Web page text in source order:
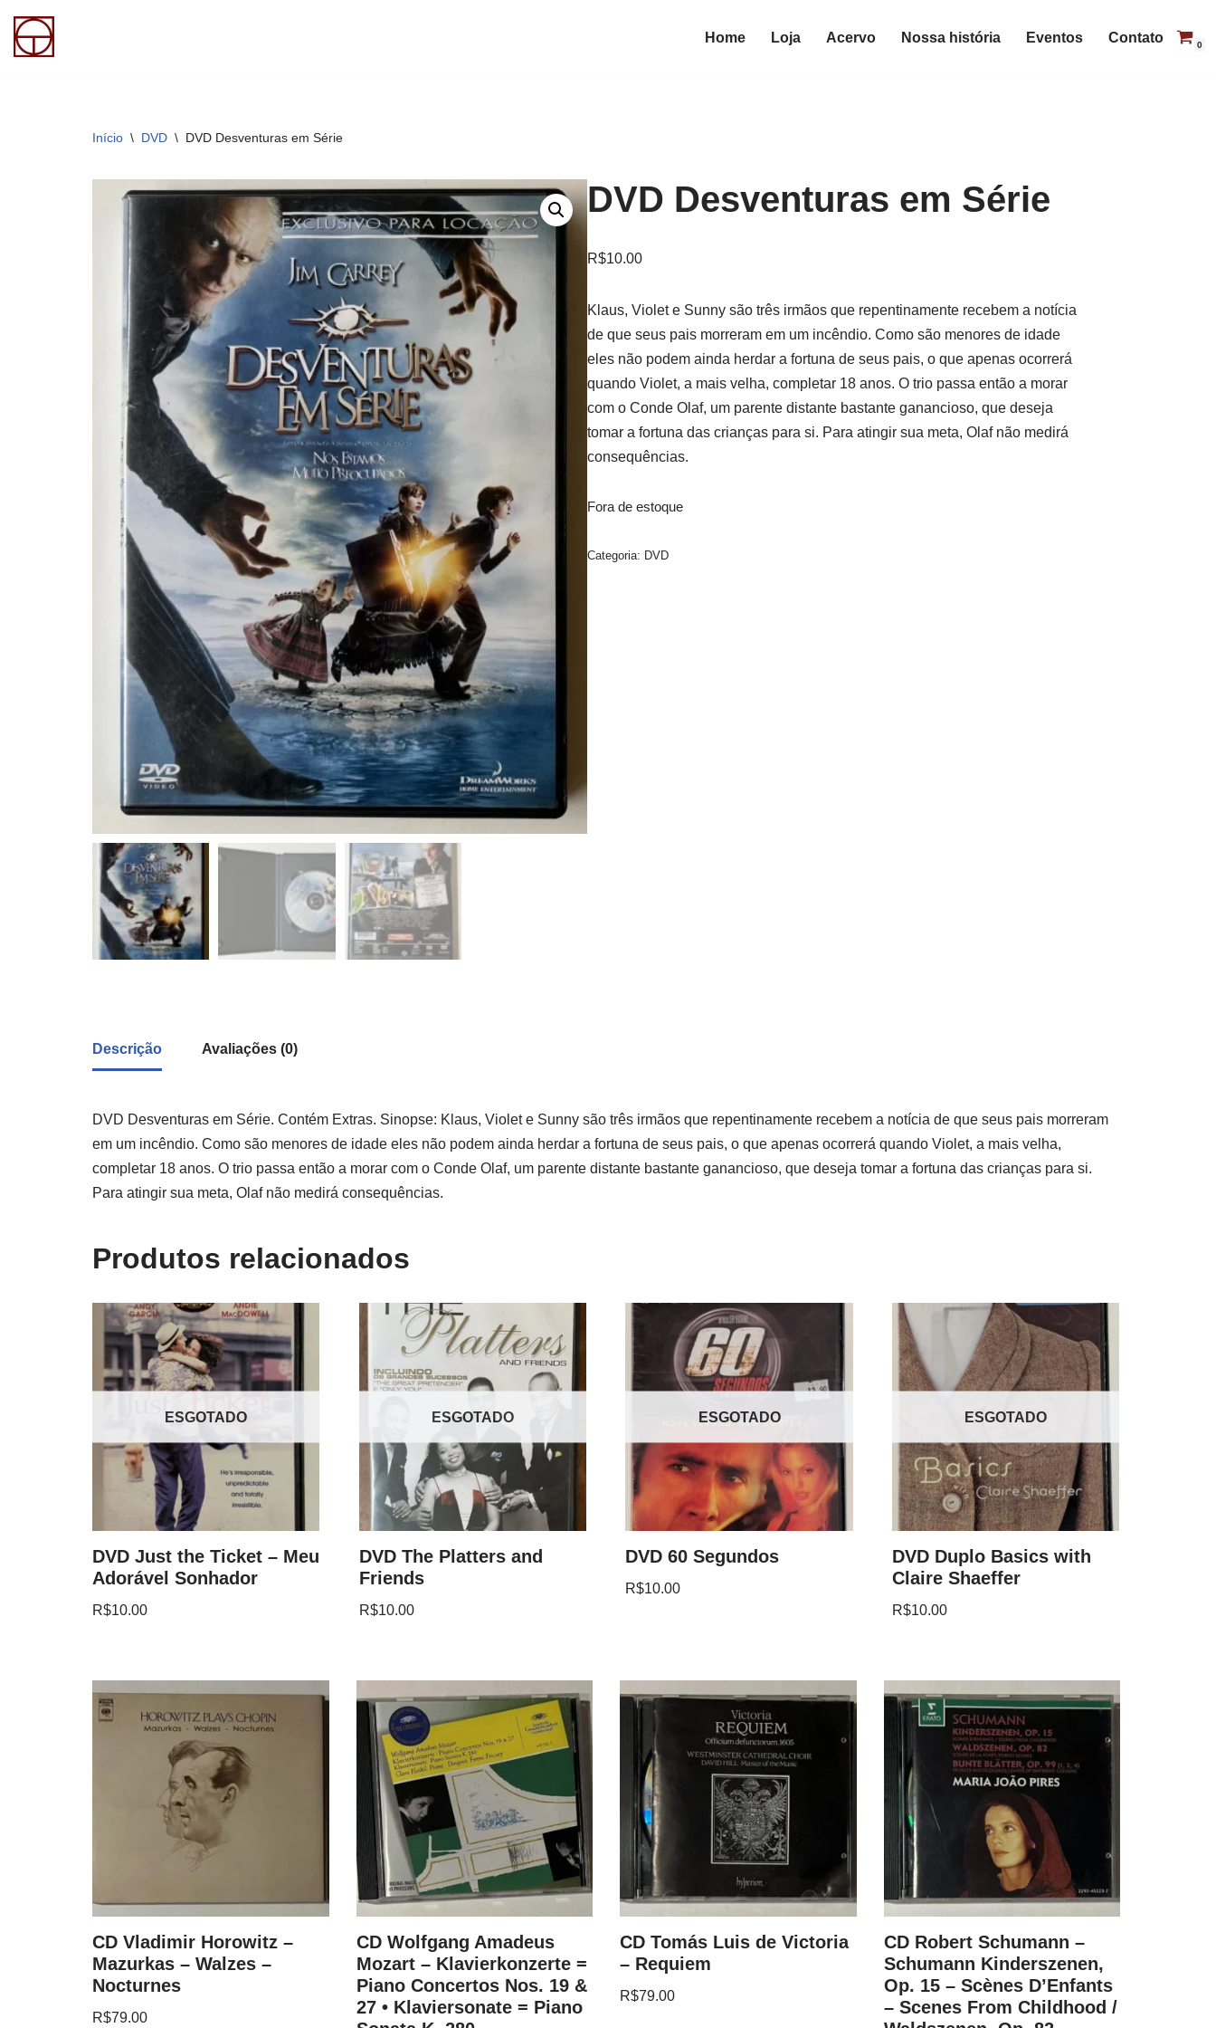
Pular
Home Loja Acervo Nossa história Eventos Contato 0
Início \ DVD \ DVD Desventuras em Série
DVD Desventuras em Série
R$10.00
Klaus, Violet e Sunny são três irmãos que repentinamente recebem a notícia
de que seus pais morreram em um incêndio. Como são menores de idade
eles não podem ainda herdar a fortuna de seus pais, o que apenas ocorrerá
quando Violet, a mais velha, completar 18 anos. O trio passa então a morar
com o Conde Olaf, um parente distante bastante ganancioso, que deseja
tomar a fortuna das crianças para si. Para atingir sua meta, Olaf não medirá
consequências.
Fora de estoque
Categoria: DVD
Descrição Avaliações (0)
DVD Desventuras em Série. Contém Extras. Sinopse: Klaus, Violet e Sunny são três irmãos que repentinamente recebem a notícia de que seus pais morreram
em um incêndio. Como são menores de idade eles não podem ainda herdar a fortuna de seus pais, o que apenas ocorrerá quando Violet, a mais velha,
completar 18 anos. O trio passa então a morar com o Conde Olaf, um parente distante bastante ganancioso, que deseja tomar a fortuna das crianças para si.
Para atingir sua meta, Olaf não medirá consequências.
Produtos relacionados
ESGOTADO
DVD Just the Ticket – Meu
Adorável Sonhador
R$10.00
ESGOTADO
DVD The Platters and
Friends
R$10.00
ESGOTADO
DVD 60 Segundos
R$10.00
ESGOTADO
DVD Duplo Basics with
Claire Shaeffer
R$10.00
CD Vladimir Horowitz –
Mazurkas – Walzes –
Nocturnes
R$79.00
CD Wolfgang Amadeus
Mozart – Klavierkonzerte =
Piano Concertos Nos. 19 &
27 • Klaviersonate = Piano
CD Tomás Luis de Victoria
– Requiem
R$79.00
CD Robert Schumann –
Schumann Kinderszenen,
Op. 15 – Scènes D’Enfants
– Scenes From Childhood /